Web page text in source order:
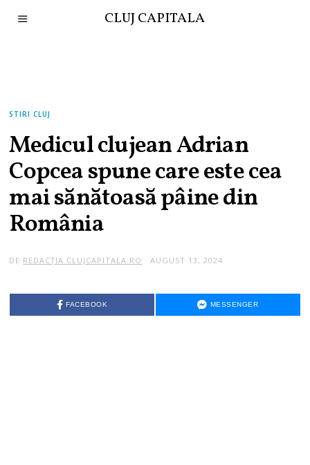
CLUJ CAPITALA
STIRI CLUJ
Medicul clujean Adrian
Copcea spune care este cea
mai sănătoasă pâine din
România
DE REDACȚIA CLUJCAPITALA.RO AUGUST 13, 2024
FACEBOOK MESSENGER